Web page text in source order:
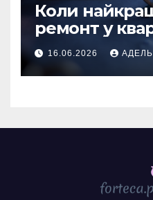
Коли
ремонт у
та16.06.2026